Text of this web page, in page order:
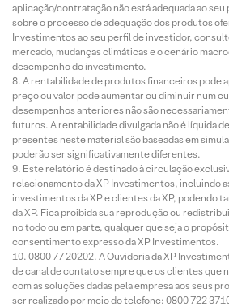
aplicação/contratação não está adequada ao seu
sobre o processo de adequação dos produtos
Investimentos ao seu perfil de investidor,
mercado, mudanças climáticas e o cenário
desempenho do investimento.
A rentabilidade de produtos financeiros pode
preço ou valor pode aumentar ou diminuir num
desempenhos anteriores não são
futuros. A rentabilidade divulgada não é líquida
presentes neste material são baseadas em
poderão ser significativamente diferentes.
Este relatório é destinado à circulação
relacionamento da XP Investimentos, incluindo
investimentos da XP e clientes da XP, podendo
da XP. Fica proibida sua reprodução ou
no todo ou em parte, qualquer que seja o
consentimento expresso da XP Investimentos.
0800 77 20202. A Ouvidoria da XP
de canal de contato sempre que os clientes que
com as soluções dadas pela empresa aos seus
ser realizado por meio do telefone: 0800 722